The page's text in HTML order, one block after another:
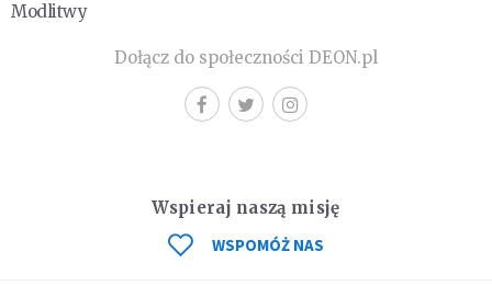
Modlitwy
Dołącz do społeczności DEON.pl
Wspieraj naszą misję
WSPOMÓŻ NAS